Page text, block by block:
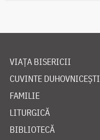
VIAȚA BISERICII
CUVINTE DUHOVNICEȘTI
FAMILIE
LITURGICĂ
BIBLIOTECĂ